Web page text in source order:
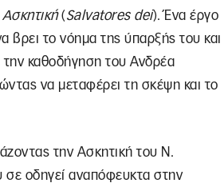
Ασκητική(Salvatores dei). Ένα έργο
βρει το νόημα της ύπαρξής του και
καθοδήγηση του Ανδρέα
να μεταφέρει τη σκέψη και το
την Ασκητική του Ν.
σε οδηγεί αναπόφευκτα στην